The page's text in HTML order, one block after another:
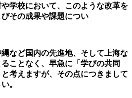
学校において、このような改革を
その成果や課題につい
など国内の先進地、そして上海な
ことなく、早急に「学びの共同
考えますが、その点につきまして
。